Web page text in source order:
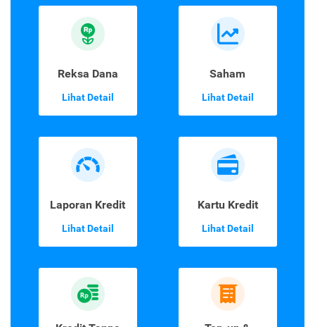
Reksa Dana
Lihat Detail
Saham
Lihat Detail
Laporan Kredit
Lihat Detail
Kartu Kredit
Lihat Detail